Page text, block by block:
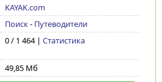
KAYAK.com
Поиск- Путеводители
0 / 1 464 | Статистика
49,85 Мб